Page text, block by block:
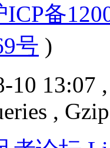
ICP备
号 )
10 13:07
,